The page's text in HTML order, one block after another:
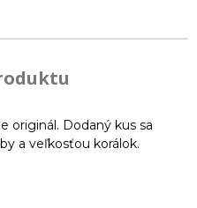
originál. Dodaný kus sa
a veľkosťou korálok.